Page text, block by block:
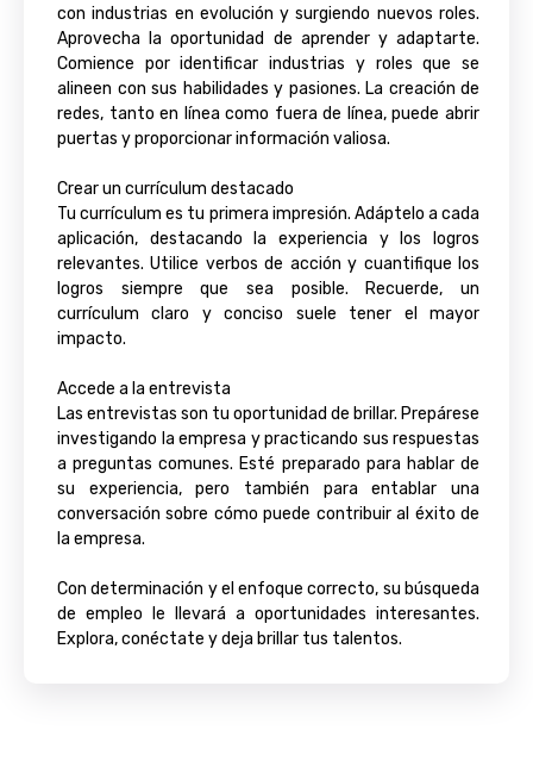
con industrias en evolución y surgiendo nuevos roles.
Aprovecha la oportunidad de aprender y adaptarte.
Comience por identificar industrias y roles que se
alineen con sus habilidades y pasiones. La creación de
redes, tanto en línea como fuera de línea, puede abrir
puertas y proporcionar información valiosa.
Crear un currículum destacado
Tu currículum es tu primera impresión. Adáptelo a cada
aplicación, destacando la experiencia y los logros
relevantes. Utilice verbos de acción y cuantifique los
logros siempre que sea posible. Recuerde, un
currículum claro y conciso suele tener el mayor
impacto.
Accede a la entrevista
Las entrevistas son tu oportunidad de brillar. Prepárese
investigando la empresa y practicando sus respuestas
a preguntas comunes. Esté preparado para hablar de
su experiencia, pero también para entablar una
conversación sobre cómo puede contribuir al éxito de
la empresa.
Con determinación y el enfoque correcto, su búsqueda
de empleo le llevará a oportunidades interesantes.
Explora, conéctate y deja brillar tus talentos.